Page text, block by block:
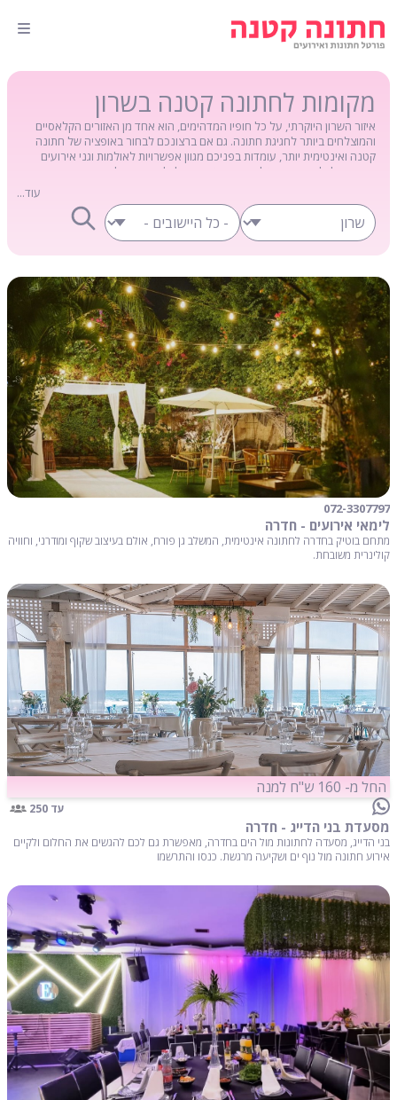
מקומות לחתונה קטנה בשרון
איזור השרון היוקרתי, על כל חופיו המדהימים, הוא אחד מן האזורים הקלאסיים
והמוצלחים ביותר לחגיגת חתונה. גם אם ברצונכם לבחור באופציה של חתונה
קטנה ואינטימית יותר, עומדות בפניכם מגוון אפשרויות לאולמות וגני אירועים
בהם תוכלו לחגוג. בפורטל חתונה קטנה תוכלו להשוות בקלות בין מגוון בתי עסק
וספקים בתחום, ובכך לבצע את הבחירה המתאימה ביותר עבורכם תוך מספר
לחיצות על הכבר.
עוד...
072-3307797
לימאי אירועים - חדרה
מתחם בוטיק בחדרה לחתונה אינטימית, המשלב גן פורח, אולם בעיצוב שקוף ומודרני, וחוויה
קולינרית משובחת.
החל מ- 160 ש"ח למנה
עד 250
מסעדת בני הדייג - חדרה
בני הדייג, מסעדה לחתונות מול הים בחדרה, מאפשרת גם לכם להגשים את החלום ולקיים
אירוע חתונה מול נוף ים ושקיעה מרגשת. כנסו והתרשמו